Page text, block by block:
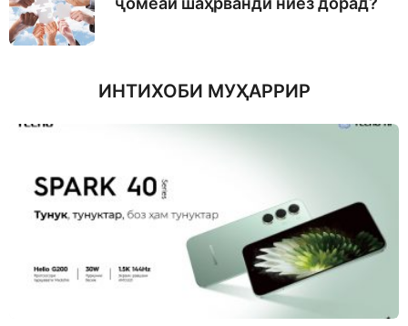
ИНТИХОБИ МУҲАРРИР